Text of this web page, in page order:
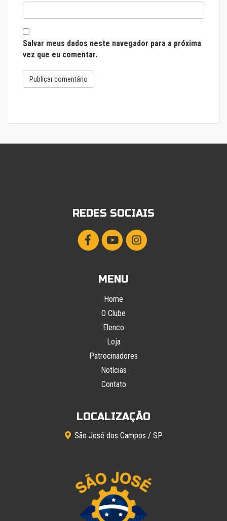
Salvar meus dados neste navegador para a próxima
vez que eu comentar.
REDES SOCIAIS
MENU
Home
O Clube
Elenco
Loja
Patrocinadores
Notícias
Contato
LOCALIZAÇÃO
São José dos Campos / SP